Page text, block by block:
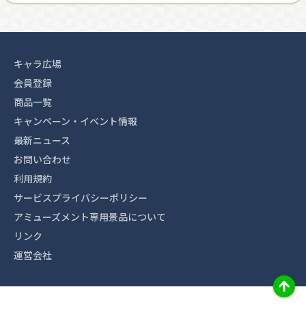
キャラ広場
会員登録
商品一覧
キャンペーン・イベント情報
最新ニュース
お問い合わせ
利用規約
サービスプライバシーポリシー
アミューズメント専用景品について
リンク
運営会社